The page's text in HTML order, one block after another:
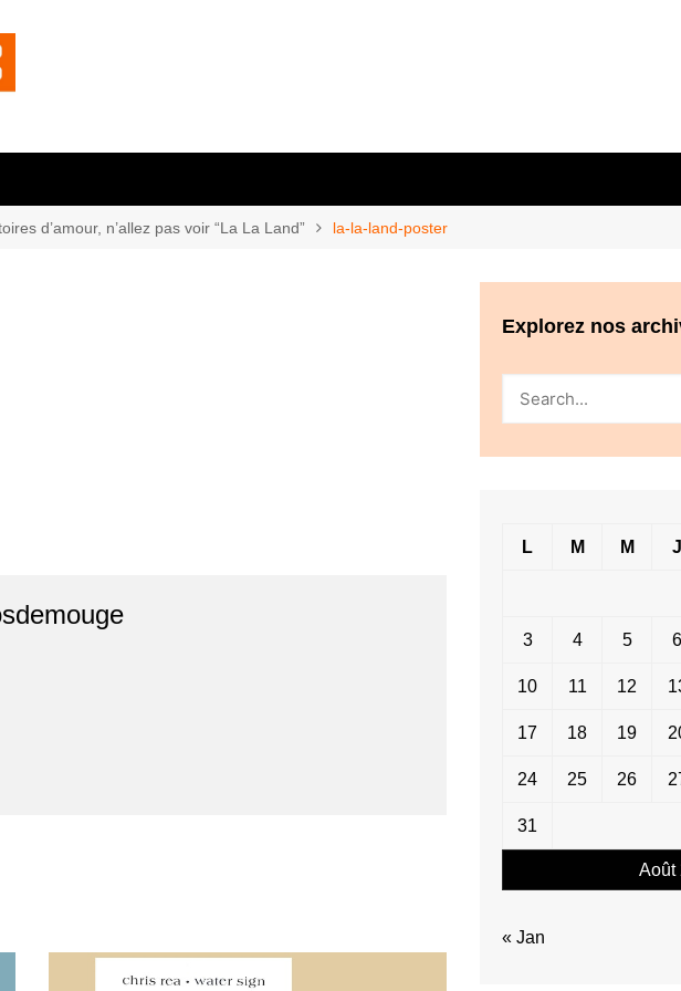
d’amour, n’allez pas voir “La La Land” la-la-land-poster
Explorez nos
Août
L M M J
3 4 5 6
10 11 12
17 18 19
24 25 26
31
« Jan